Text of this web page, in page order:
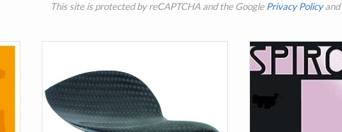
This site is protected by reCAPTCHA and the GooglePrivacy Policyand